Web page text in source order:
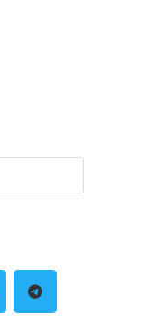
Escape